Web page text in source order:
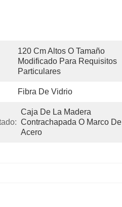
120 Cm Altos O Tamaño
Modificado Para Requisitos
Particulares
Fibra De Vidrio
Caja De La Madera
Contrachapada O Marco De
Acero